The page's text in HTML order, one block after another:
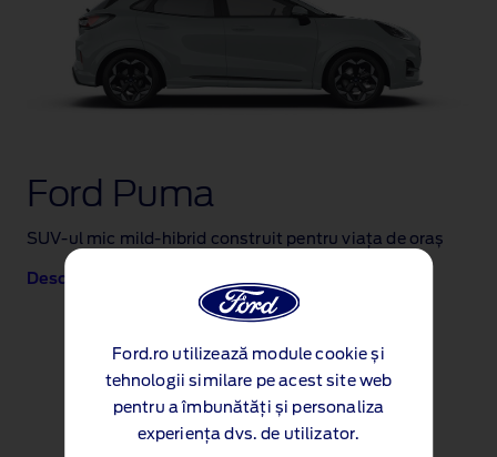
Ford.ro utilizează module cookie și
tehnologii similare pe acest site web
pentru a îmbunătăți și personaliza
experiența dvs. de utilizator.
Ford Puma
SUV‑ul mic mild‑hibrid construit pentru viața de oraș
Descoperiți modelul Puma